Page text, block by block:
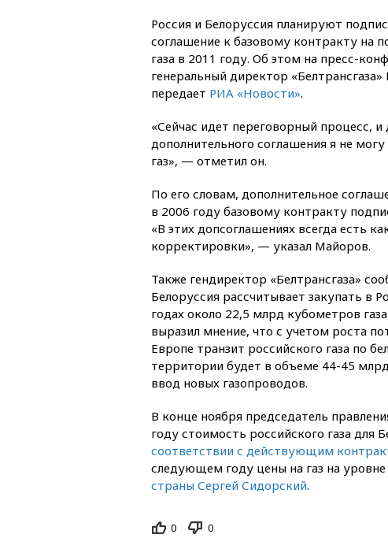
Россия и Белоруссия планируют
соглашение к базовому контракту на
газа в 2011 году. Об этом на пресс-
генеральный директор
передает РИА «Новости».
«Сейчас идет переговорный процесс, и
дополнительного соглашения я не
газ», — отметил он.
По его словам, дополнительное
в 2006 году базовому контракту
«В этих допсоглашениях всегда есть
корректировки», — указал Майоров.
Также гендиректор «Белтрансгаза»
Белоруссия рассчитывает закупать в
годах около 22,5 млрд кубометров
выразил мнение, что с учетом роста
Европе транзит российского газа по
территории будет в объеме 44-45
ввод новых газопроводов.
В конце ноября председатель
году стоимость российского газа для
соответствии с действующим
следующем году цены на газ на уровне
страны Сергей Сидорский.
0 0